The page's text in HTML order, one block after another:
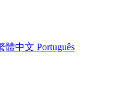
體中文 Português